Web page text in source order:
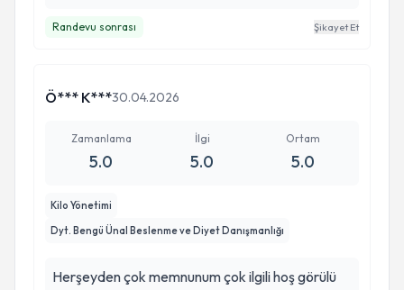
Randevu sonrası Şikayet Et
Ö*** K***30.04.2026
Zamanlama
5.0
İlgi
5.0
Ortam
5.0
Kilo Yönetimi
Dyt. Bengü Ünal Beslenme ve Diyet Danışmanlığı
Herşeyden çok memnunum çok ilgili hoş görülü